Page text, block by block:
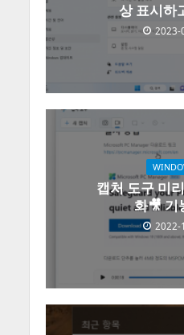
상 표시하
2023-
캡처 도구 미
화🎥 기
2022-